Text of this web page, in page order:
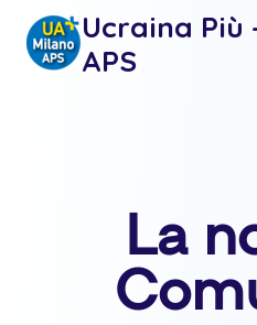
Ucraina Più
APS
La